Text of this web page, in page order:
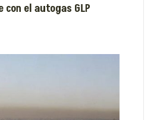
el autogas GLP